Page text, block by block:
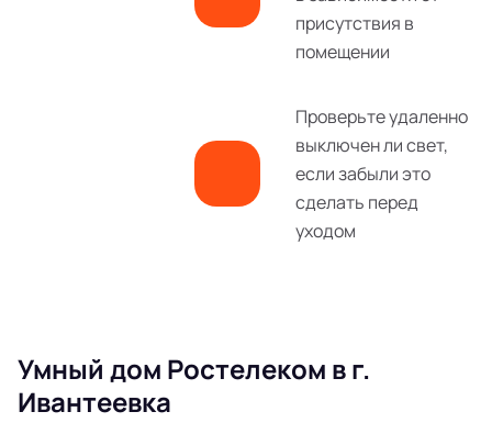
присутствия в
помещении
Проверьте удаленно
выключен ли свет,
если забыли это
сделать перед
уходом
Умный дом Ростелеком в г.
Ивантеевка